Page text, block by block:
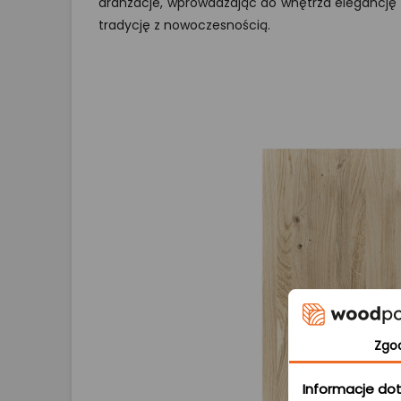
tradycję z nowoczesnością.
Informacje